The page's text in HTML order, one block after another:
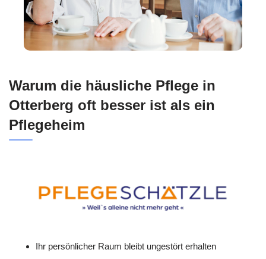
Warum die häusliche Pflege in
Otterberg oft besser ist als ein
Pflegeheim
Ihr persönlicher Raum bleibt ungestört erhalten